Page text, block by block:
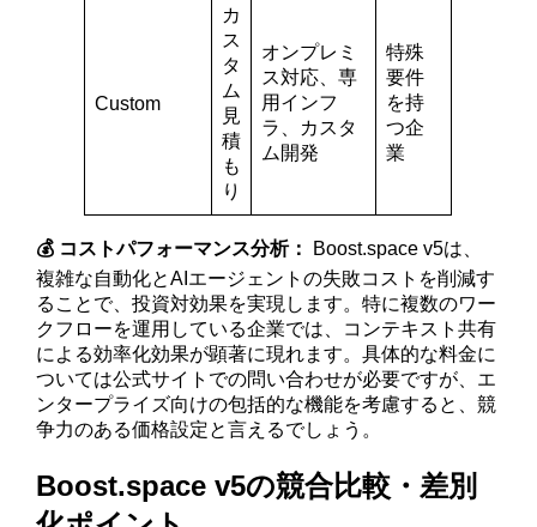
Custom
カ
ス
タ
ム
見
積
も
り
オンプレミ
ス対応、専
用インフ
ラ、カスタ
ム開発
特殊
要件
を持
つ企
業
💰 コストパフォーマンス分析：
Boost.space v5は、
複雑な自動化とAIエージェントの失敗コストを削減す
ることで、投資対効果を実現します。特に複数のワー
クフローを運用している企業では、コンテキスト共有
による効率化効果が顕著に現れます。具体的な料金に
ついては公式サイトでの問い合わせが必要ですが、エ
ンタープライズ向けの包括的な機能を考慮すると、競
争力のある価格設定と言えるでしょう。
Boost.space v5の競合比較・差別